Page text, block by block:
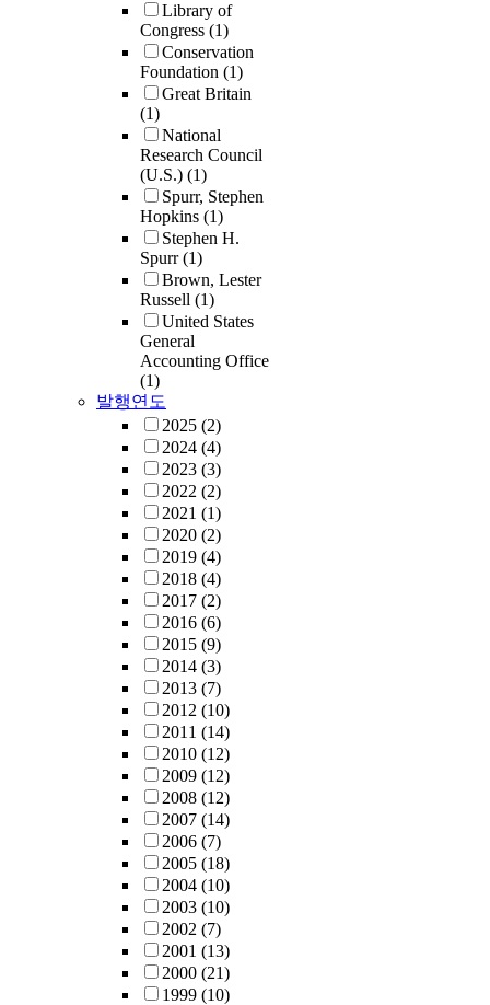
Library of
Congress (1)
Conservation
Foundation (1)
Great Britain
(1)
National
Research Council
(U.S.) (1)
Spurr, Stephen
Hopkins (1)
Stephen H.
Spurr(1)
Brown, Lester
Russell (1)
United States
General
Accounting Office
(1)
발행연도
2025 (2)
2024 (4)
2023 (3)
2022 (2)
2021 (1)
2020 (2)
2019 (4)
2018 (4)
2017 (2)
2016 (6)
2015 (9)
2014 (3)
2013 (7)
2012 (10)
2011 (14)
2010 (12)
2009 (12)
2008 (12)
2007 (14)
2006 (7)
2005 (18)
2004 (10)
2003 (10)
2002 (7)
2001 (13)
2000 (21)
1999 (10)